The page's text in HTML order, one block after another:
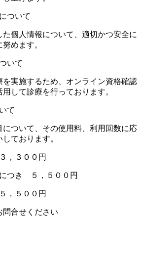
ついて
個人情報について、適切かつ安全に
めます。
いて
を実施するため、オンライン資格確認
して診療を行っております。
て
について、その使用料、利用回数に応
ております。
，３００円
につき ５，５００円
，５００円
問合せください